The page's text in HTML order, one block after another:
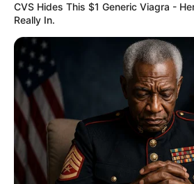
Deixe um Comentário
CVS Hides This $1 Generic Viagra -
Really In.